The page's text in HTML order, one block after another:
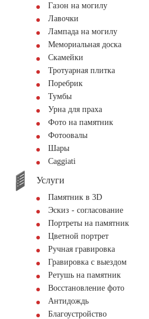
Газон на могилу
Лавочки
Лампада на могилу
Мемориальная доска
Скамейки
Тротуарная плитка
Поребрик
Тумбы
Урна для праха
Фото на памятник
Фотоовалы
Шары
Сaggiati
Услуги
Памятник в 3D
Эскиз - согласование
Портреты на памятник
Цветной портрет
Ручная гравировка
Гравировка с выездом
Ретушь на памятник
Восстановление фото
Антидождь
Благоустройство